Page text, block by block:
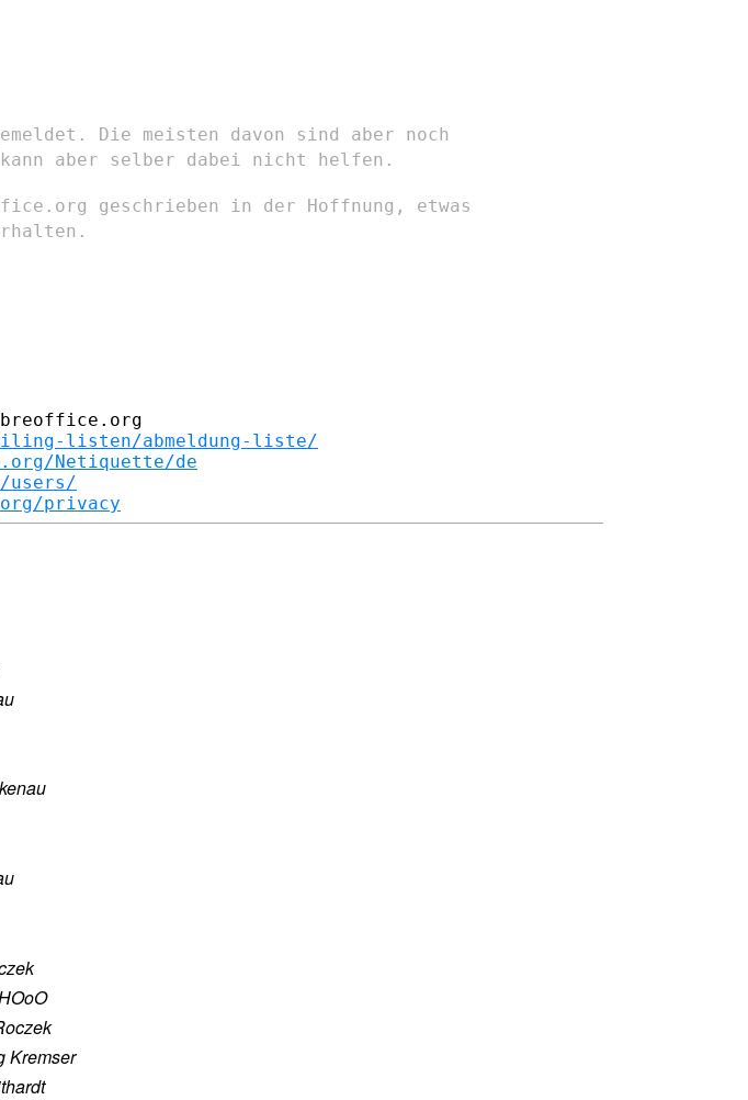
Die meisten davon sind aber noch
kann aber selber dabei nicht helfen.
geschrieben in der Hoffnung, etwas
listen/abmeldung-liste/
Netiquette/de
privacy
Kremser